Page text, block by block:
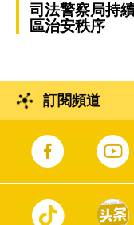
司法警察局持
區治安秩序
訂閱頻道